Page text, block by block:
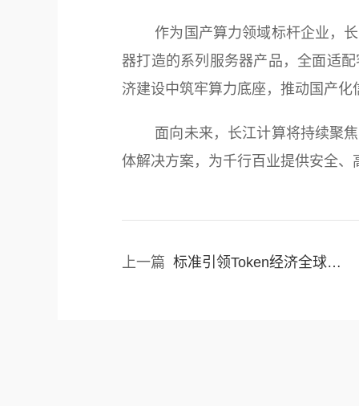
作为国产算力领域标杆企业，长
器打造的系列服务器产品，全面适
济建设中筑牢算力底座，推动国产化
面向未来，长江计算将持续聚焦
体解决方案，为千行百业提供安全、
上一篇 标准引领Token经济全球化 海洋网络构筑数据跨境流通基石